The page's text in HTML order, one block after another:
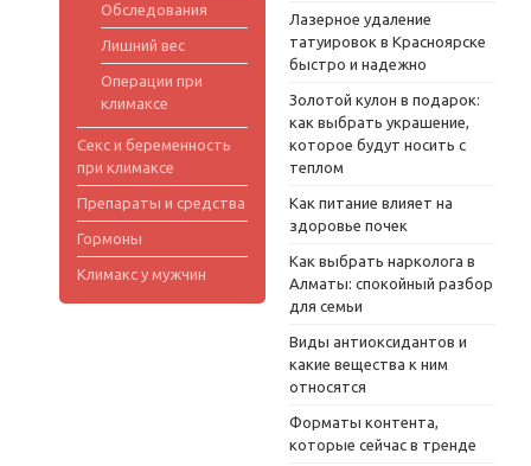
Обследования
Лишний вес
Операции при
климаксе
Секс и беременность
при климаксе
Препараты и средства
Гормоны
Климакс у мужчин
Лазерное удаление
татуировок в Красноярске
быстро и надежно
Золотой кулон в подарок:
как выбрать украшение,
которое будут носить с
теплом
Как питание влияет на
здоровье почек
Как выбрать нарколога в
Алматы: спокойный разбор
для семьи
Виды антиоксидантов и
какие вещества к ним
относятся
Форматы контента,
которые сейчас в тренде